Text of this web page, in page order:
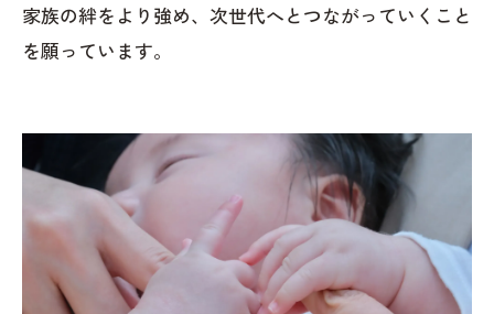
家族の絆をより強め、次世代へとつながっていくこと
を願っています。